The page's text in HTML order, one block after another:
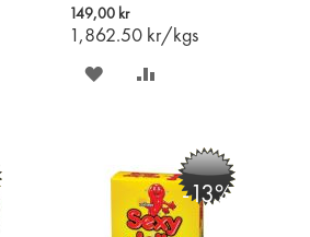
149,00 kr
1,862.50 kr/kgs
SPARA
ÖNSKELISTAN
JÄMFÖR
-13%